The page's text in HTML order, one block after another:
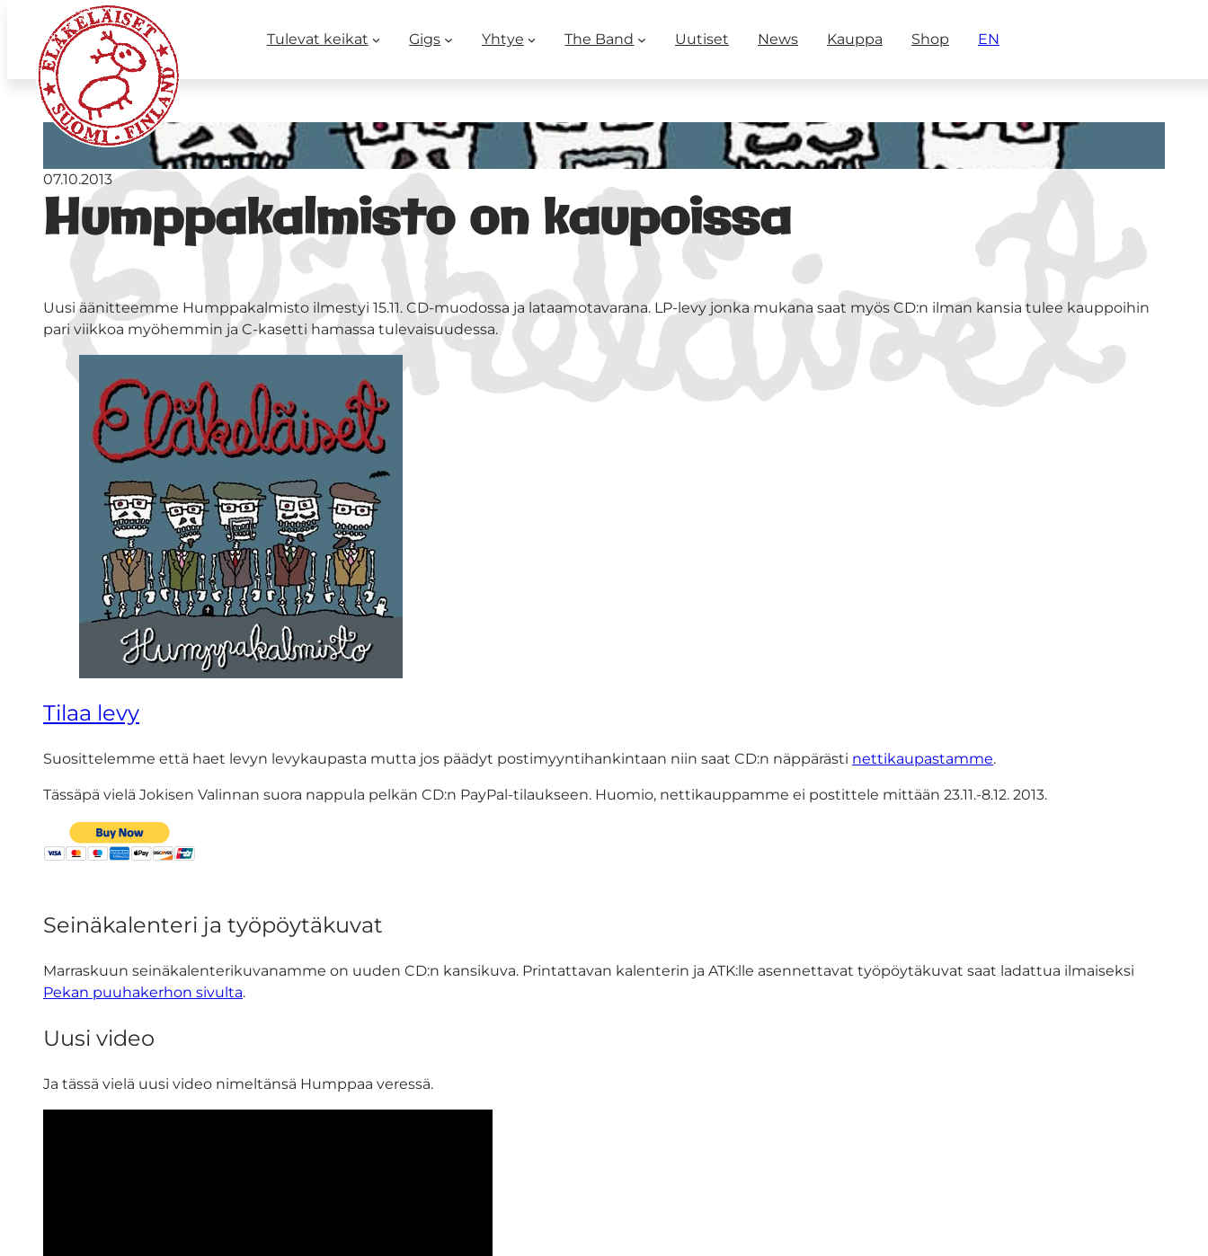
Tulevat keikat Gigs Yhtye The Band Uutiset News Kauppa Shop EN
Humppakalmisto on kaupoissa
07.10.2013
Uusi äänitteemme Humppakalmisto ilmestyi 15.11. CD-muodossa ja lataamotavarana. LP-levy jonka mukana saat myös CD:n ilman kansia tulee kauppoihin
pari viikkoa myöhemmin ja C-kasetti hamassa tulevaisuudessa.
Tilaa levy
Suosittelemme että haet levyn levykaupasta mutta jos päädyt postimyyntihankintaan niin saat CD:n näppärästi nettikaupastamme.
Tässäpä vielä Jokisen Valinnan suora nappula pelkän CD:n PayPal-tilaukseen. Huomio, nettikauppamme ei postittele mittään 23.11.-8.12. 2013.
Seinäkalenteri ja työpöytäkuvat
Marraskuun seinäkalenterikuvanamme on uuden CD:n kansikuva. Printattavan kalenterin ja ATK:lle asennettavat työpöytäkuvat saat ladattua ilmaiseksi
Pekan puuhakerhon sivulta.
Uusi video
Ja tässä vielä uusi video nimeltänsä Humppaa veressä.